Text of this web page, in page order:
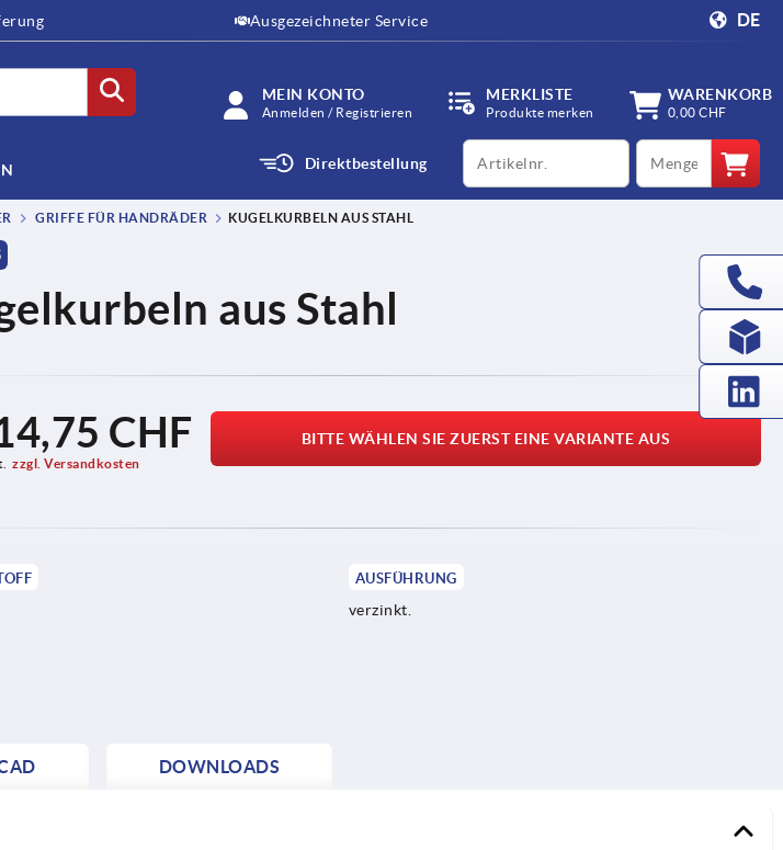
Ausgezeichneter Service DE
MEIN KONTO
Anmelden / Registrieren
MERKLISTE
Produkte merken
WARENKORB
0,00 CHF
Direktbestellung
productCode qty
GRIFFE FÜR HANDRÄDER KUGELKURBELN AUS STAHL
aus Stahl
CHF
zzgl. Versandkosten
BITTE WÄHLEN SIE ZUERST EINE VARIANTE AUS
AUSFÜHRUNG
verzinkt.
DOWNLOADS